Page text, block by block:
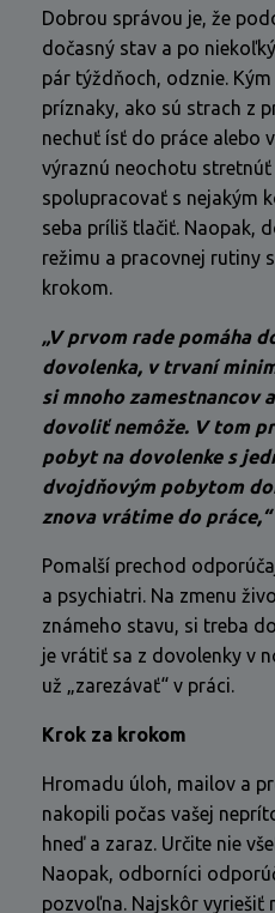
Dobrou správou je, že
dočasný stav a po
pár týždňoch, odznie.
príznaky, ako sú strach z
nechuť ísť do práce alebo
výraznú neochotu
spolupracovať s nejakým
seba príliš tlačiť. Naopak,
režimu a pracovnej rutiny
krokom.
„V prvom rade pomáha
dovolenka, v trvaní
si mnoho zamestnancov
dovoliť nemôže. V tom
pobyt na dovolenke s
dvojdňovým pobytom
znova vrátime do práce,“
Pomalší prechod
a psychiatri. Na zmenu
známeho stavu, si treba
je vrátiť sa z dovolenky v
už „zarezávať“ v práci.
Krok za krokom
Hromadu úloh, mailov a
nakopili počas vašej
hneď a zaraz. Určite nie
Naopak, odborníci
pozvoľna. Najskôr vyriešiť